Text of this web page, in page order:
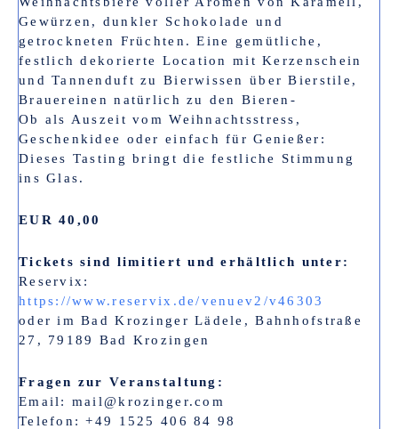
Gewürzen, dunkler Schokolade und
getrockneten Früchten. Eine gemütliche,
festlich dekorierte Location mit Kerzenschein
und Tannenduft zu Bierwissen über Bierstile,
Brauereinen natürlich zu den Bieren-
Ob als Auszeit vom Weihnachtsstress,
Geschenkidee oder einfach für Genießer:
Dieses Tasting bringt die festliche Stimmung
ins Glas.
EUR 40,00
Tickets sind limitiert und erhältlich unter:
Reservix:
https://www.reservix.de/venuev2/v46303
oder im Bad Krozinger Lädele, Bahnhofstraße
27, 79189 Bad Krozingen
Fragen zur Veranstaltung:
Email: mail@krozinger.com
Telefon: +49 1525 406 84 98